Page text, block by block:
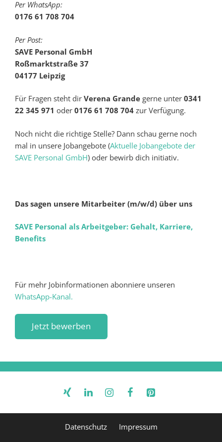
Per WhatsApp:
0176 61 708 704
Per Post:
SAVE Personal GmbH
Roßmarktstraße 37
04177 Leipzig
Für Fragen steht dir Verena Grande gerne unter 0341
22 345 971 oder 0176 61 708 704 zur Verfügung.
Noch nicht die richtige Stelle? Dann schau gerne noch
mal in unsere Jobangebote (Aktuelle Jobangebote der
SAVE Personal GmbH) oder bewirb dich initiativ.
Das sagen unsere Mitarbeiter (m/w/d) über uns
SAVE Personal als Arbeitgeber: Gehalt, Karriere,
Benefits
Für mehr Jobinformationen abonniere unseren
WhatsApp-Kanal.
Datenschutz Impressum